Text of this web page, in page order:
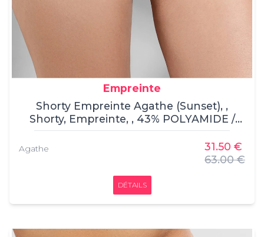
Empreinte
Shorty Empreinte Agathe (Sunset), ,
Shorty, Empreinte, , 43% POLYAMIDE /
26% POLYESTER / 18% ELASTHANNE / 8%
COTON / 5% POLYURETHANE /
Agathe
31.50 €
63.00 €
DÉTAILS